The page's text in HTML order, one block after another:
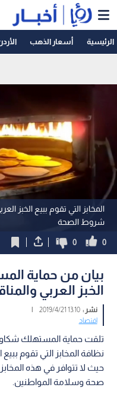
الرئيسية أسعار الذهب
المخابز التي تقوم ببيع الخبز
شروط الصحة
0
0
بيان من حماية
الخبز العربي
نشر :13:10 2019/4/21
|
اقتصاد
تلقت حماية المستهلك
نظافة المخابز التي تقوم
حيث لا تتوافر في هذه
صحة وسلامة المواطنين.